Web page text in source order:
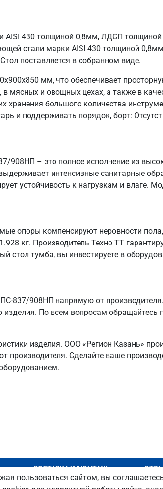
AISI 430 толщиной 0,8мм, ЛДСП
стали марки AISI 430 толщиной
поставляется в собранном виде.
мм, что обеспечивает
мясных и овощных цехах, а также в
хранения большого количества
и поддерживать порядок, борт:
908НП – это полное исполнение из
интенсивные санитарные
устойчивость к нагрузкам и влаге.
опоры компенсируют неровности
кг. Производитель Техно ТТ
стол тумба, вы инвестируете в
837/908НП напрямую от
По всем вопросам обращайтесь
изделия. ООО «Регион Казань»
производителя. Сделайте ваше
ДОСТАВКА И МОНТАЖ
пользоваться сайтом, вы